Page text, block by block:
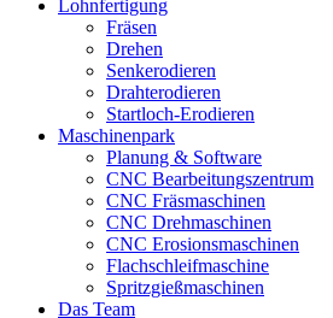
Lohnfertigung
Fräsen
Drehen
Senkerodieren
Drahterodieren
Startloch-Erodieren
Maschinenpark
Planung & Software
CNC Bearbeitungszentrum
CNC Fräsmaschinen
CNC Drehmaschinen
CNC Erosionsmaschinen
Flachschleifmaschine
Spritzgießmaschinen
Das Team